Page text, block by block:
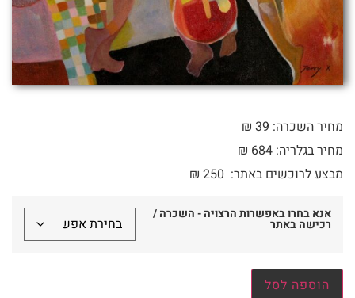
מחיר השכרה: 39 ₪
מחיר בגלריה: 684 ₪
מבצע לרוכשים באתר:
₪ 250
אנא בחרו באפשרות הרצויה - השכרה /
רכישה באתר
הוספה לסל